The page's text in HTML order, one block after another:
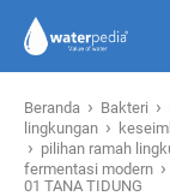
Beranda › Bakteri ›
lingkungan ›
› pilihan ramah
fermentasi modern ›
01 TANA TIDUNG